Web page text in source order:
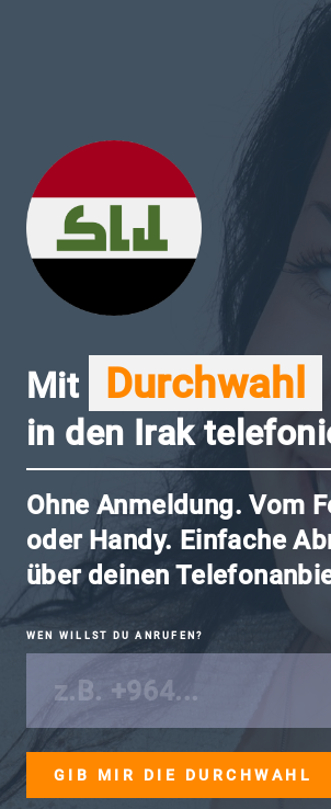
Mit Durchwahl
in den Irak
Ohne Anmeldung. Vom
oder Handy. Einfache
über deinen
WEN WILLST DU ANRUFEN?